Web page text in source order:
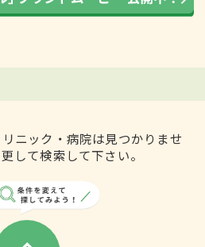
ニック・病院は見つかりませ
して検索して下さい。